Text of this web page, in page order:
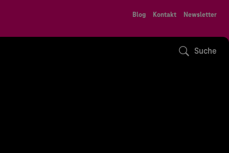
Blog Kontakt Newsletter
Suche